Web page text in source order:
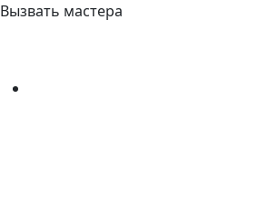
Вызвать мастера